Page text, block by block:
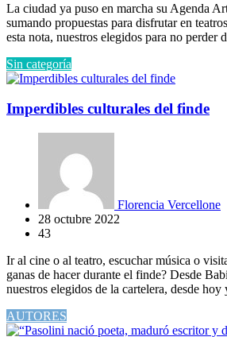
La ciudad ya puso en marcha su Agenda
sumando propuestas para disfrutar en
esta nota, nuestros elegidos para no perder
Sin categoría
Imperdibles culturales del finde
Florencia Vercellone
28 octubre 2022
43
Ir al cine o al teatro, escuchar música o
ganas de hacer durante el finde? Desde
nuestros elegidos de la cartelera, desde
AUTORES